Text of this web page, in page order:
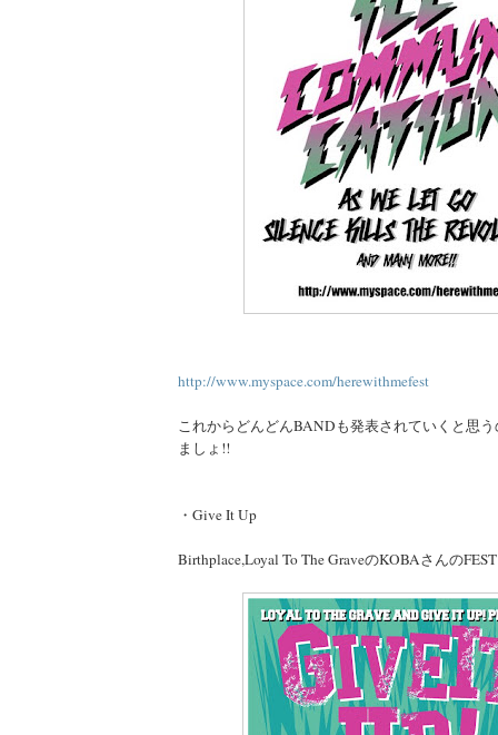
http://www.myspace.com/herewithmefest
これからどんどんBANDも発表されていくと思
ましょ!!
・Give It Up
Birthplace,Loyal To The GraveのKOBAさんの